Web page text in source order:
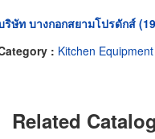
ริษัท บางกอกสยามโปรดักส์
: Kitchen
Related Catalog